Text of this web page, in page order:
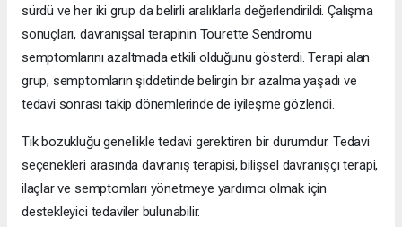
sürdü ve her iki grup da belirli aralıklarla değerlendirildi. Çalışma
sonuçları, davranışsal terapinin Tourette Sendromu
semptomlarını azaltmada etkili olduğunu gösterdi. Terapi alan
grup, semptomların şiddetinde belirgin bir azalma yaşadı ve
tedavi sonrası takip dönemlerinde de iyileşme gözlendi.
Tik bozukluğu genellikle tedavi gerektiren bir durumdur. Tedavi
seçenekleri arasında davranış terapisi, bilişsel davranışçı terapi,
ilaçlar ve semptomları yönetmeye yardımcı olmak için
destekleyici tedaviler bulunabilir.